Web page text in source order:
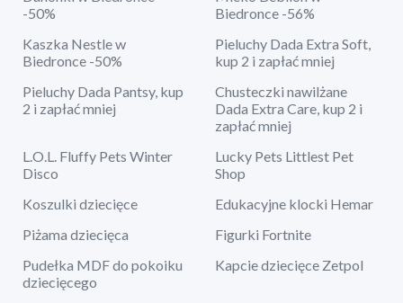
-50%
Biedronce -56%
Kaszka Nestle w
Biedronce -50%
Pieluchy Dada Extra Soft,
kup 2 i zapłać mniej
Pieluchy Dada Pantsy, kup
2 i zapłać mniej
Chusteczki nawilżane
Dada Extra Care, kup 2 i
zapłać mniej
L.O.L. Fluffy Pets Winter
Disco
Lucky Pets Littlest Pet
Shop
Koszulki dziecięce
Edukacyjne klocki Hemar
Piżama dziecięca
Figurki Fortnite
Pudełka MDF do pokoiku
dziecięcego
Kapcie dziecięce Zetpol